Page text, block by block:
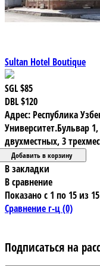
Sultan Hotel Boutique
SGL$85
DBL$120
Адрес: Республика
Университет.Бульвар
двухместных, 3
В закладки
В сравнение
Показано с 1 по 15 из
Сравнение г-ц (0)
Подписаться на